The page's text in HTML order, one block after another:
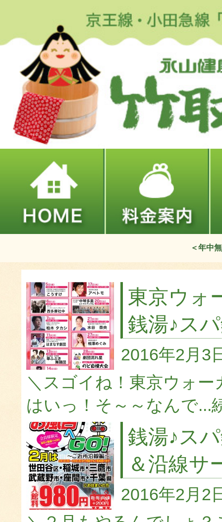
＜年中
東京ウォ
銭湯♪ス
2016年2月3
＼スゴイね！東京ウォ
はいっ！そ～～なんで...
銭湯♪ス
＆沿線サ
2016年2月2